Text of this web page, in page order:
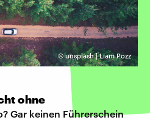
©unsplash | Liam Pozz
ohne
Gar keinen Führerschein